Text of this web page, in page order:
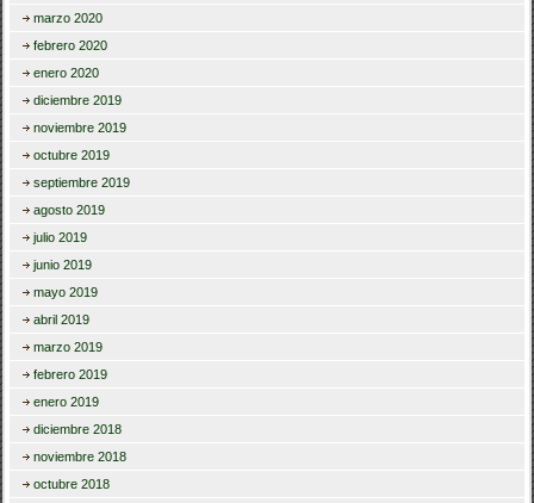
marzo 2020
febrero 2020
enero 2020
diciembre 2019
noviembre 2019
octubre 2019
septiembre 2019
agosto 2019
julio 2019
junio 2019
mayo 2019
abril 2019
marzo 2019
febrero 2019
enero 2019
diciembre 2018
noviembre 2018
octubre 2018